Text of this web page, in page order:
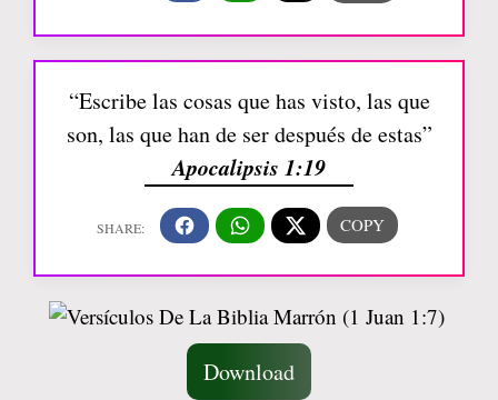
“Escribe las cosas que has visto, las que
son, las que han de ser después de estas”
Apocalipsis 1:19
Download